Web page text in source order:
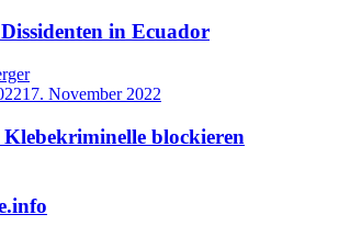
in Ecuador
17. November 2022
blockieren